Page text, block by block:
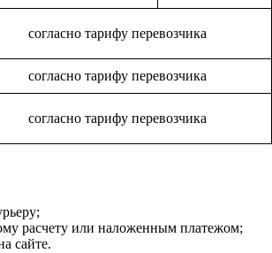
согласно тарифу перевозчика
согласно тарифу перевозчика
согласно тарифу перевозчика
расчету или наложенным платежом;
сайте.